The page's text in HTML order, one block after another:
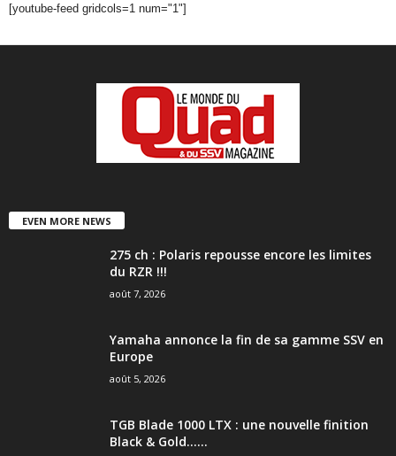
[youtube-feed gridcols=1 num="1"]
EVEN MORE NEWS
275 ch : Polaris repousse encore les limites
du RZR !!!
août 7, 2026
Yamaha annonce la fin de sa gamme SSV en
Europe
août 5, 2026
TGB Blade 1000 LTX : une nouvelle finition
Black & Gold…...